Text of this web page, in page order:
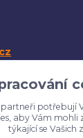
partneři potřebují
aby Vám
týkající se Vašich